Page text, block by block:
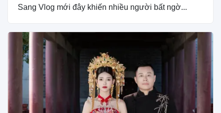
Sang Vlog mới đây khiến nhiều người bất ngờ...